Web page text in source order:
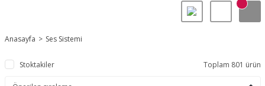
Anasayfa Ses Sistemi
Stoktakiler Toplam 801 ürün